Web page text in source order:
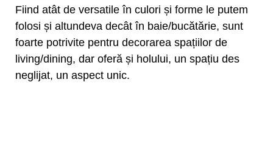
Fiind atât de versatile în culori și forme le putem
folosi și altundeva decât în baie/bucătărie, sunt
foarte potrivite pentru decorarea spațiilor de
living/dining, dar oferă și holului, un spațiu des
neglijat, un aspect unic.